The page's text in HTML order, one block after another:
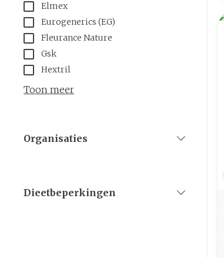
Elmex
Eurogenerics (EG)
Fleurance Nature
Gsk
Hextril
Toon meer
Organisaties
Dieetbeperkingen